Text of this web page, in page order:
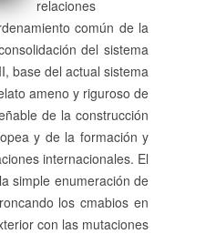
relaciones
común de la
del sistema
base del actual sistema
ameno y riguroso de
de la construcción
y de la formación y
internacionales. El
simple enumeración de
los cmabios en
con las mutaciones